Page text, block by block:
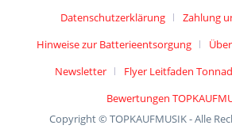
Datenschutzerklärung
Zahlung
Hinweise zur Batterieentsorgung
Newsletter
Flyer Leitfaden
Bewertungen
Copyright © TOPKAUFMUSIK - Alle